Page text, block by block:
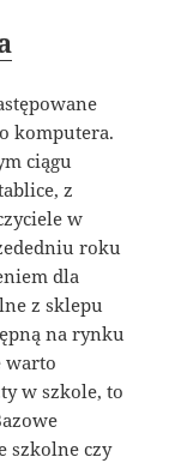
komputera.
ciągu
z
w
roku
dla
z sklepu
na rynku
warto
w szkole, to
szkolne czy